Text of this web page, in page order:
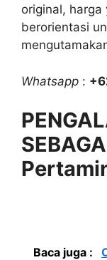
original, harga
berorientasi
Whatsapp :
Baca juga :